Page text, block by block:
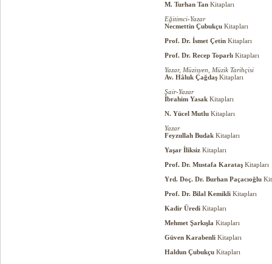
M. Turhan Tan Kitapları
Eğitimci-Yazar
Necmettin Çubukçu Kitapları
Prof. Dr. İsmet Çetin Kitapları
Prof. Dr. Recep Toparlı Kitapları
Yazar, Müzisyen, Müzik Tarihçisi
Av. Hâluk Çağdaş Kitapları
Şair-Yazar
İbrahim Yasak Kitapları
N. Yücel Mutlu Kitapları
Yazar
Feyzullah Budak Kitapları
Yaşar İliksiz Kitapları
Prof. Dr. Mustafa Karataş Kitapları
Yrd. Doç. Dr. Burhan Paçacıoğlu
Prof. Dr. Bilal Kemikli Kitapları
Kadir Üredi Kitapları
Mehmet Şarkışla Kitapları
Güven Karabenli Kitapları
Haldun Çubukçu Kitapları